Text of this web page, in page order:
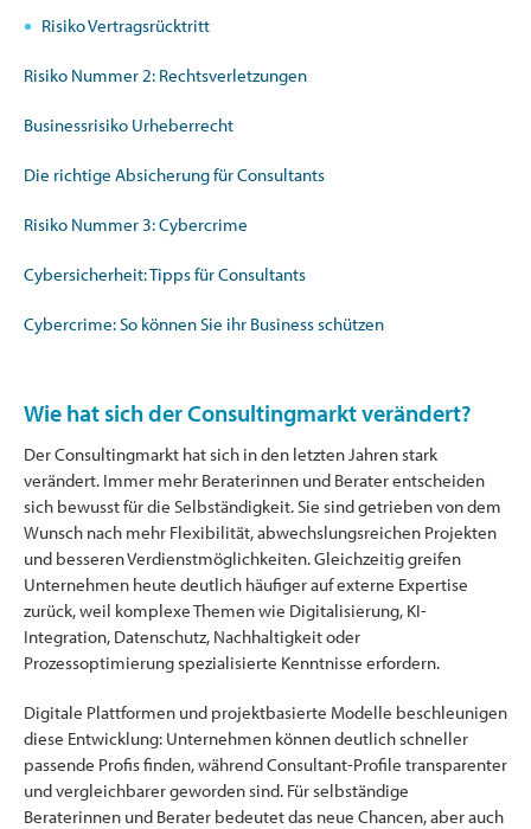
Risiko Vertragsrücktritt
Risiko Nummer 2: Rechtsverletzungen
Businessrisiko Urheberrecht
Die richtige Absicherung für Consultants
Risiko Nummer 3: Cybercrime
Cybersicherheit: Tipps für Consultants
Cybercrime: So können Sie ihr Business schützen
Wie hat sich der Consultingmarkt verändert?
Der Consultingmarkt hat sich in den letzten Jahren stark
verändert. Immer mehr Beraterinnen und Berater entscheiden
sich bewusst für die Selbständigkeit. Sie sind getrieben von dem
Wunsch nach mehr Flexibilität, abwechslungsreichen Projekten
und besseren Verdienstmöglichkeiten. Gleichzeitig greifen
Unternehmen heute deutlich häufiger auf externe Expertise
zurück, weil komplexe Themen wie Digitalisierung, KI-
Integration, Datenschutz, Nachhaltigkeit oder
Prozessoptimierung spezialisierte Kenntnisse erfordern.
Digitale Plattformen und projektbasierte Modelle beschleunigen
diese Entwicklung: Unternehmen können deutlich schneller
passende Profis finden, während Consultant-Profile transparenter
und vergleichbarer geworden sind. Für selbständige
Beraterinnen und Berater bedeutet das neue Chancen, aber auch